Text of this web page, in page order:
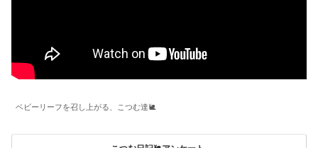
ベビーリーフを召し上がる、こつむ達🐌